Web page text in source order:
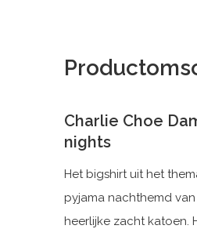
Charlie Choe
nights
Het bigshirt uit het
pyjama nachthemd
heerlijke zacht katoen.